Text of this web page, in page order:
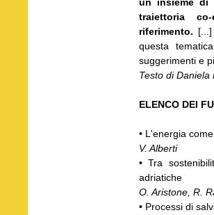
traiettoria
riferimento.
questa
suggerimenti e
Testo di Daniela
ELENCO DEI
• L'energia
V. Alberti
• Tra
adriatiche
O. Aristone, R.
• Processi di